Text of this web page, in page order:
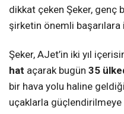
dikkat çeken Şeker, genç
şirketin önemli başarılara
Şeker, AJet’in iki yıl
hat açarak bugün 35
bir hava yolu haline
uçaklarla